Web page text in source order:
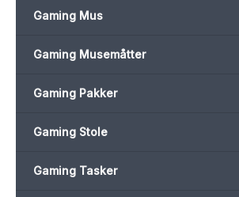
Gaming Mus
Gaming Musemåtter
Gaming Pakker
Gaming Stole
Gaming Tasker